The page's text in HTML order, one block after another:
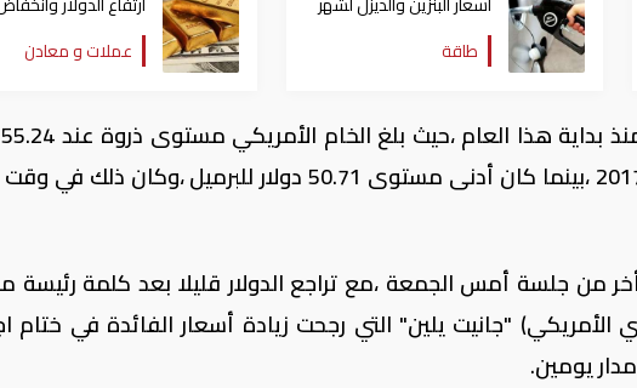
أغسطس في الإمارات
طاقة
الذهب
عملات و معادن
للبرميل في أول أيام التداول في 2017 ،بينما كان أدنى مستوى 50.71 دولار للبرميل ،وكان
من جلسة أمس الجمعة ،مع تراجع الدولار قليلا بعد كلمة
الأمريكي) "جانيت يلين" التي رجحت زيادة أسعار الفائدة في ختام